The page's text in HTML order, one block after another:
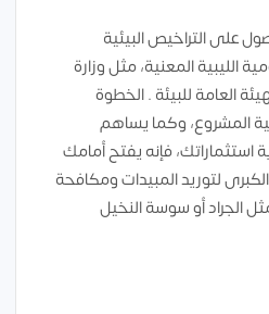
على التراخيص البيئية
الليبية المعنية، مثل وزارة
العامة للبيئة . الخطوة
المشروع، وكما يساهم
استثماراتك، فإنه يفتح أمامك
لتوريد المبيدات ومكافحة
الجراد أو سوسة النخيل